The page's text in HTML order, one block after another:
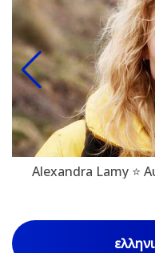
Alexandra Lamy ⭐